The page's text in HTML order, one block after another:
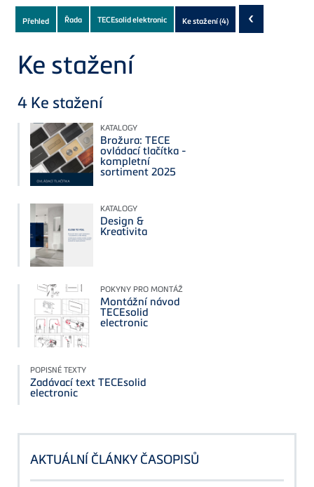
Subnavigation
of
current
Product
Přehled Řada TECEsolid elektronic Ke stažení(4) ‹
Ke stažení
4 Ke stažení
KATALOGY
Brožura: TECE
ovládací tlačítka -
kompletní
sortiment 2025
KATALOGY
Design &
Kreativita
POKYNY PRO MONTÁŽ
Montážní návod
TECEsolid
electronic
POPISNÉ TEXTY
Zadávací text TECEsolid
electronic
AKTUÁLNÍ ČLÁNKY ČASOPISŮ